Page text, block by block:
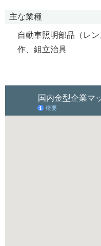
主な業種
自動車照明部品（レ
作、組立治具